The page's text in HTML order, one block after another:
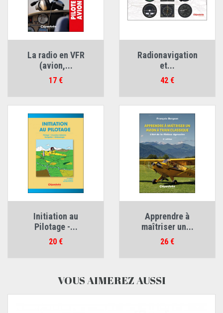
La radio en VFR
(avion,...
Prix
17 €
Radionavigation
et...
Prix
42 €
Initiation au
Pilotage -...
Prix
20 €
Apprendre à
maîtriser un...
Prix
26 €
VOUS AIMEREZ AUSSI